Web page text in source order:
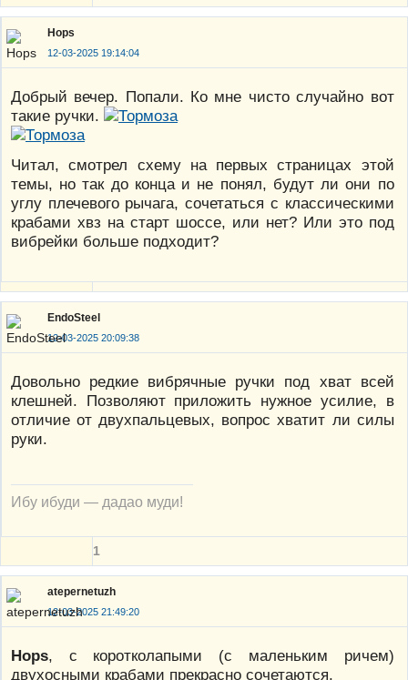
Hops
12-03-2025 19:14:04
Добрый вечер. Попали. Ко мне чисто случайно вот
такие ручки.
Читал, смотрел схему на первых страницах этой
темы, но так до конца и не понял, будут ли они по
углу плечевого рычага, сочетаться с классическими
крабами хвз на старт шоссе, или нет? Или это под
вибрейки больше подходит?
EndoSteel
12-03-2025 20:09:38
Довольно редкие вибрячные ручки под хват всей
клешней. Позволяют приложить нужное усилие, в
отличие от двухпальцевых, вопрос хватит ли силы
руки.
Ибу ибуди — дадао муди!
1
atepernetuzh
12-03-2025 21:49:20
Hops, с коротколапыми (с маленьким ричем)
двухосными крабами прекрасно сочетаются.